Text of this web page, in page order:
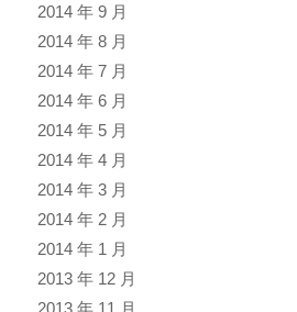
2014 年 9 月
2014 年 8 月
2014 年 7 月
2014 年 6 月
2014 年 5 月
2014 年 4 月
2014 年 3 月
2014 年 2 月
2014 年 1 月
2013 年 12 月
2013 年 11 月